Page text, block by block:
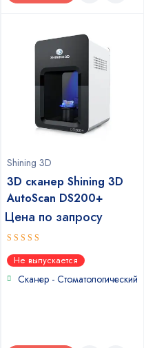
Shining 3D
3D сканер Shining 3D
AutoScan DS200+
Цена по запросу
5out of 5
Не выпускается
Сканер - Стоматологический